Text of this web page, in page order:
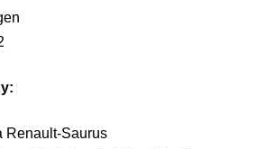
Renault-Saurus